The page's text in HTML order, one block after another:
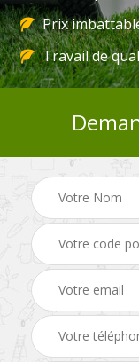
Prix
Travail de